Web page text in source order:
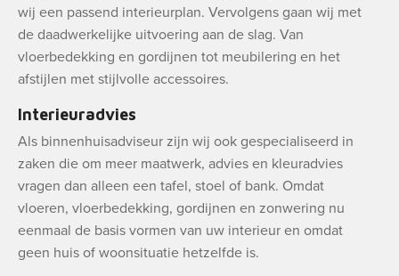
wij een passend interieurplan. Vervolgens gaan wij met
de daadwerkelijke uitvoering aan de slag. Van
vloerbedekking en gordijnen tot meubilering en het
afstijlen met stijlvolle accessoires.
Interieuradvies
Als binnenhuisadviseur zijn wij ook gespecialiseerd in
zaken die om meer maatwerk, advies en kleuradvies
vragen dan alleen een tafel, stoel of bank. Omdat
vloeren, vloerbedekking, gordijnen en zonwering nu
eenmaal de basis vormen van uw interieur en omdat
geen huis of woonsituatie hetzelfde is.